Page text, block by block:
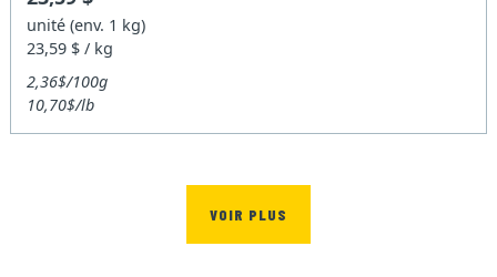
unité (env. 1 kg)
23,59 $ / kg
2,36$/100g
10,70$/lb
VOIR PLUS